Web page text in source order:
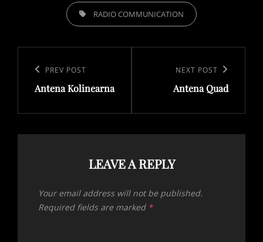
TAGS, RADIO COMMUNICATION
navigation
Previous
Post
PREV POST
Antena Kolinearna
NEXT POST
Antena Quad
LEAVE A REPLY
Your email address will not be published.
Required fields are marked *